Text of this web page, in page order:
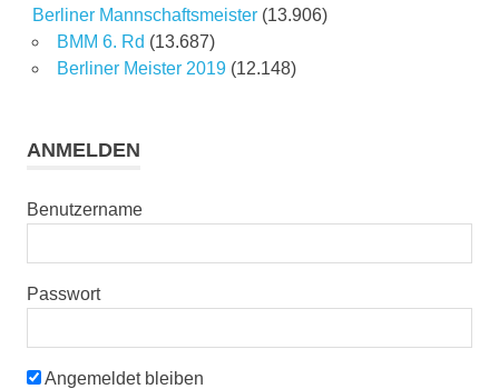
Berliner Mannschaftsmeister (13.906)
BMM 6. Rd (13.687)
Berliner Meister 2019 (12.148)
ANMELDEN
Benutzername
Passwort
Angemeldet bleiben